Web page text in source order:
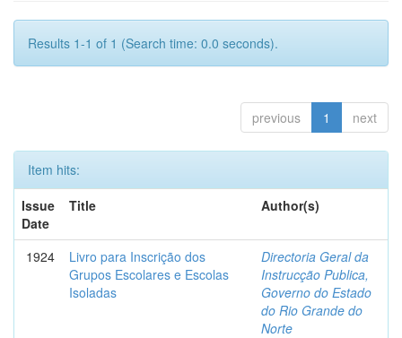
Results 1-1 of 1 (Search time: 0.0 seconds).
previous 1 next
Item hits:
Issue
Date
Title Author(s)
1924
Livro para Inscrição dos
Grupos Escolares e Escolas
Isoladas
Directoria Geral da
Instrucção Publica,
Governo do Estado
do Rio Grande do
Norte